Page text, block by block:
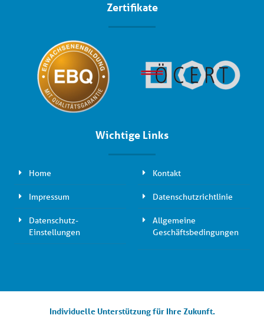
Zertifikate
Wichtige Links
Home Kontakt
Impressum Datenschutzrichtlinie
Datenschutz-
Einstellungen
Allgemeine
Geschäftsbedingungen
Individuelle Unterstützung für Ihre Zukunft.